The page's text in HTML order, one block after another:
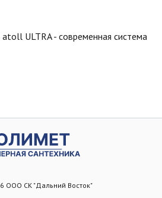
ULTRA - современная система
ООО СК "Дальний Восток"